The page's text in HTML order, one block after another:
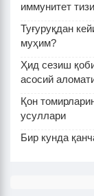
иммунитет
Туғуруқдан
муҳим?
Ҳид сезиш
асосий
Қон
усуллари
Бир кунда